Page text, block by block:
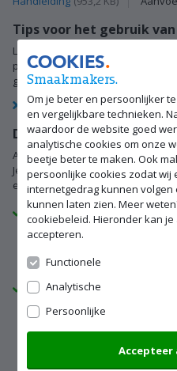
COOKIES
Smaakmakers.
Om je beter en persoonlijker
en vergelijkbare technieken.
waardoor de website goed
analytische cookies om onze
beetje beter te maken. Ook
persoonlijke cookies zodat wij
internetgedrag kunnen
kunnen laten zien. Meer
cookiebeleid. Hieronder kan
accepteren.
Functionele
Analytische
Persoonlijke
Accepteer
Tips voor het gebruik
Lees onze tips en ontdek alles
product installeert en op de beste
gebruikt.
Bekijk alle ondersteuning
De voordelen van je
Als je deze wasmachine huurt,
Je betaalt vandaag alleen de
een vast bedrag huur per maand.
Vast bedrag per maand
Je betaalt maandelijks een
andere services. Zo weet je
Ultiem gemak
We bezorgen de wasmachine